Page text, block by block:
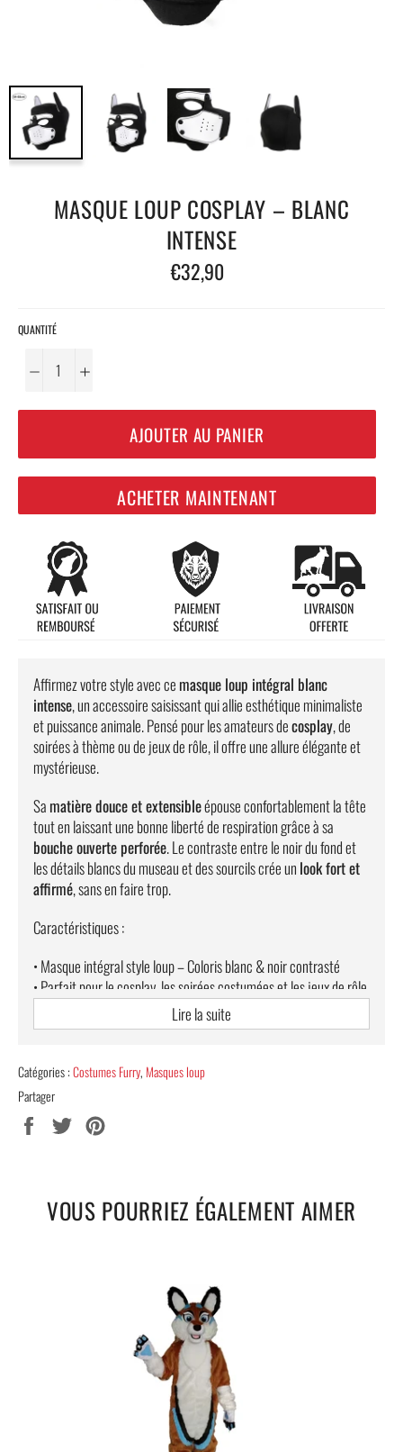
MASQUE LOUP COSPLAY – BLANC
INTENSE
Prix
régulier
€32,90
QUANTITÉ
− +
AJOUTER AU PANIER
ACHETER MAINTENANT
Affirmez votre style avec ce masque loup intégral blanc
intense, un accessoire saisissant qui allie esthétique minimaliste
et puissance animale. Pensé pour les amateurs decosplay, de
soirées à thème ou de jeux de rôle, il offre une allure élégante et
mystérieuse.
Sa matière douce et extensibleépouse confortablement la tête
tout en laissant une bonne liberté de respiration grâce à sa
bouche ouverte perforée. Le contraste entre le noir du fond et
les détails blancs du museau et des sourcils crée un look fort et
affirmé, sans en faire trop.
Caractéristiques :
• Masque intégral style loup – Coloris blanc & noir contrasté
• Parfait pour le cosplay, les soirées costumées et les jeux de rôle
• Confort optimal : latex extensible et respirant
• Design ergonomique : bouche ouverte, oreilles dressées
• Dimensions : hauteur 23,5 cm – largeur 30 cm
• Emballage discret pour un maximum de confidentialité
LIVRAISON STANDARD TOTALEMENT OFFERTE
Lire la suite
Catégories :Costumes Furry, Masques loup
Partager
Partager Tweeter
VOUS POURRIEZ ÉGALEMENT AIMER